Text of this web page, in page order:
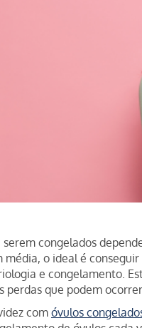
congelados
o ideal é
e congelamento.
que podem
com óvulos